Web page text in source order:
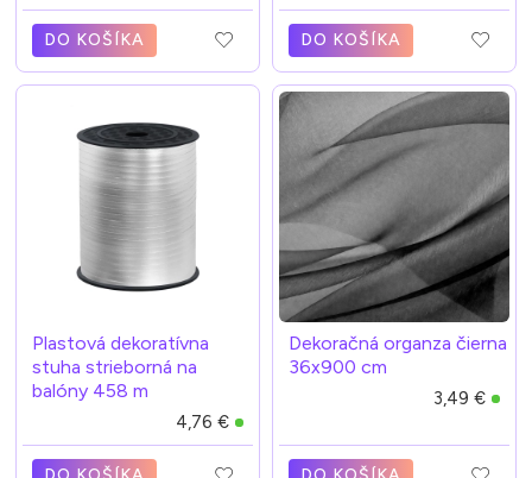
DO KOŠÍKA DO KOŠÍKA
Plastová dekoratívna
stuha strieborná na
balóny 458 m
4,76 €
Dekoračná organza čierna
36x900 cm
3,49 €